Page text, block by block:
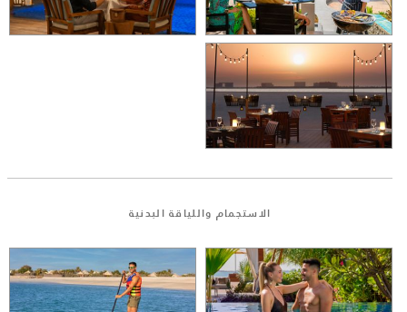
الاستجمام واللياقة البدنية